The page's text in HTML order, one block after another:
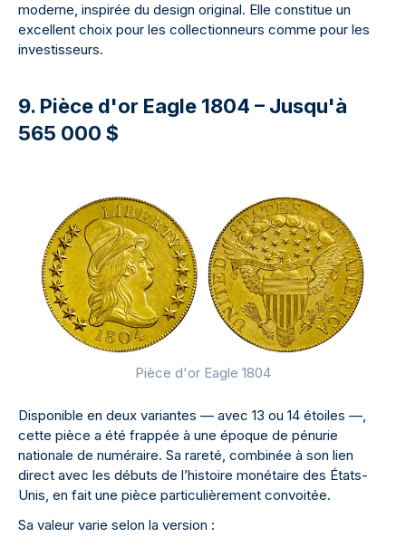
moderne, inspirée du design original. Elle constitue un
excellent choix pour les collectionneurs comme pour les
investisseurs.
9. Pièce d'or Eagle 1804 – Jusqu'à
565 000 $
Pièce d'or Eagle 1804
Disponible en deux variantes — avec 13 ou 14 étoiles —,
cette pièce a été frappée à une époque de pénurie
nationale de numéraire. Sa rareté, combinée à son lien
direct avec les débuts de l’histoire monétaire des États-
Unis, en fait une pièce particulièrement convoitée.
Sa valeur varie selon la version :